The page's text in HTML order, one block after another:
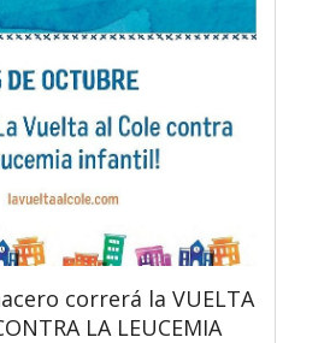
correrá la VUELTA
LA LEUCEMIA